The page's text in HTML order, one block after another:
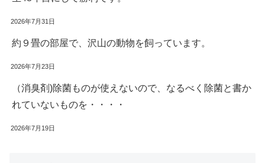
2026年7月31日
約９畳の部屋で、沢山の動物を飼っています。
2026年7月23日
（消臭剤)除菌ものが使えないので、なるべく除菌と書か
れていないものを・・・・
2026年7月19日